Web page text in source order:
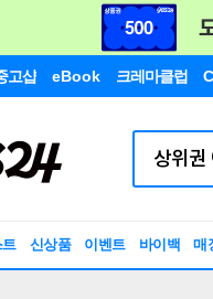
고샵 eBook 크레마클럽
신상품 이벤트 바이백 매